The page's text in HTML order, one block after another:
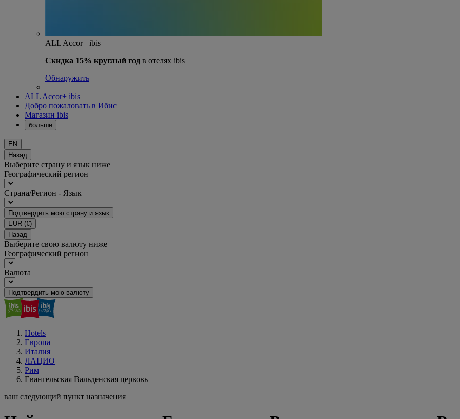
ALL Accor+ ibis
Скидка 15% круглый год в отелях ibis
Обнаружить
ALL Accor+ ibis
Добро пожаловать в Ибис
Магазин ibis
больше
EN
Назад
Выберите страну и язык ниже
Географический регион
Страна/Регион - Язык
Подтвердить мою страну и язык
EUR (€)
Назад
Выберите свою валюту ниже
Географический регион
Валюта
Подтвердить мою валюту
Hotels
Европа
Италия
ЛАЦИО
Рим
Евангельская Вальденская церковь
ваш следующий пункт назначения